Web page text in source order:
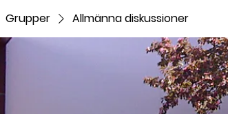
Grupper Allmänna diskussioner